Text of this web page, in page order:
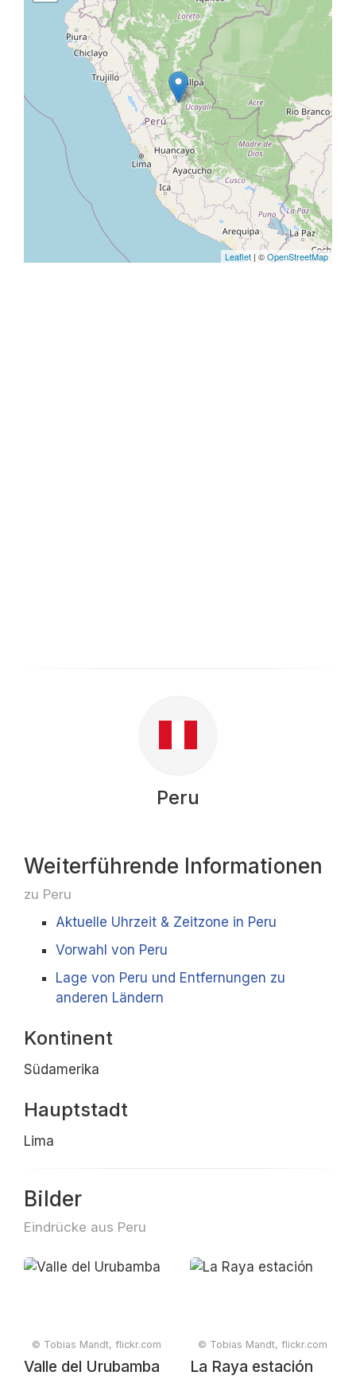
Leaflet | ©OpenStreetMap
Peru
Weiterführende Informationen
zu Peru
Aktuelle Uhrzeit & Zeitzone in Peru
Vorwahl von Peru
Lage von Peru und Entfernungen zu
anderen Ländern
Kontinent
Südamerika
Hauptstadt
Lima
Bilder
Eindrücke aus Peru
© Tobias Mandt, flickr.com
Valle del Urubamba
© Tobias Mandt, flickr.com
La Raya estación